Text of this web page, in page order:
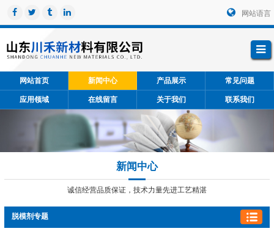
网站语言
网站首页 新闻中心 产品展示 常见问题
应用领域 在线留言 关于我们 联系我们
新闻中心
诚信经营品质保证，技术力量先进工艺精湛
脱模剂专题